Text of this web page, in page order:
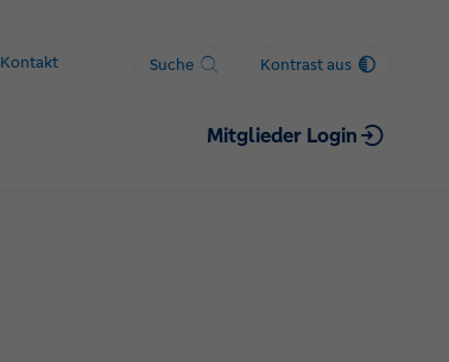
Kontakt Suche Kontrast aus
Mitglieder Login